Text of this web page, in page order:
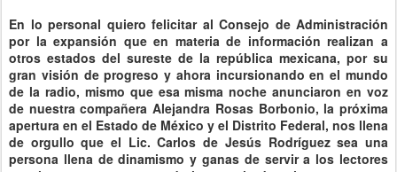
En lo personal quiero felicitar al Consejo de Administración
por la expansión que en materia de información realizan a
otros estados del sureste de la república mexicana, por su
gran visión de progreso y ahora incursionando en el mundo
de la radio, mismo que esa misma noche anunciaron en voz
de nuestra compañera Alejandra Rosas Borbonio, la próxima
apertura en el Estado de México y el Distrito Federal, nos llena
de orgullo que el Lic. Carlos de Jesús Rodríguez sea una
persona llena de dinamismo y ganas de servir a los lectores